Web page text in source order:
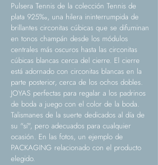
Pulsera Tennis de la colección Tennis de
plata 925‰, una hilera ininterrumpida de
brillantes circonitas cúbicas que se difuminan
en tonos champán desde los módulos
centrales más oscuros hasta las circonitas
cúbicas blancas cerca del cierre. El cierre
está adornado con circonitas blancas en la
parte posterior, cerca de los ochos dobles.
JOYAS perfectas para regalar a los padrinos
de boda a juego con el color de la boda.
Talismanes de la suerte dedicados al día de
su "sí", pero adecuados para cualquier
ocasión. En las fotos, un ejemplo de
PACKAGING relacionado con el producto
elegido.